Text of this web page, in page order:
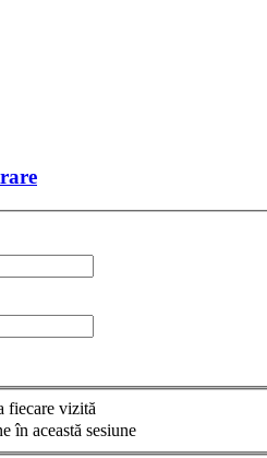
fiecare vizită
în această sesiune